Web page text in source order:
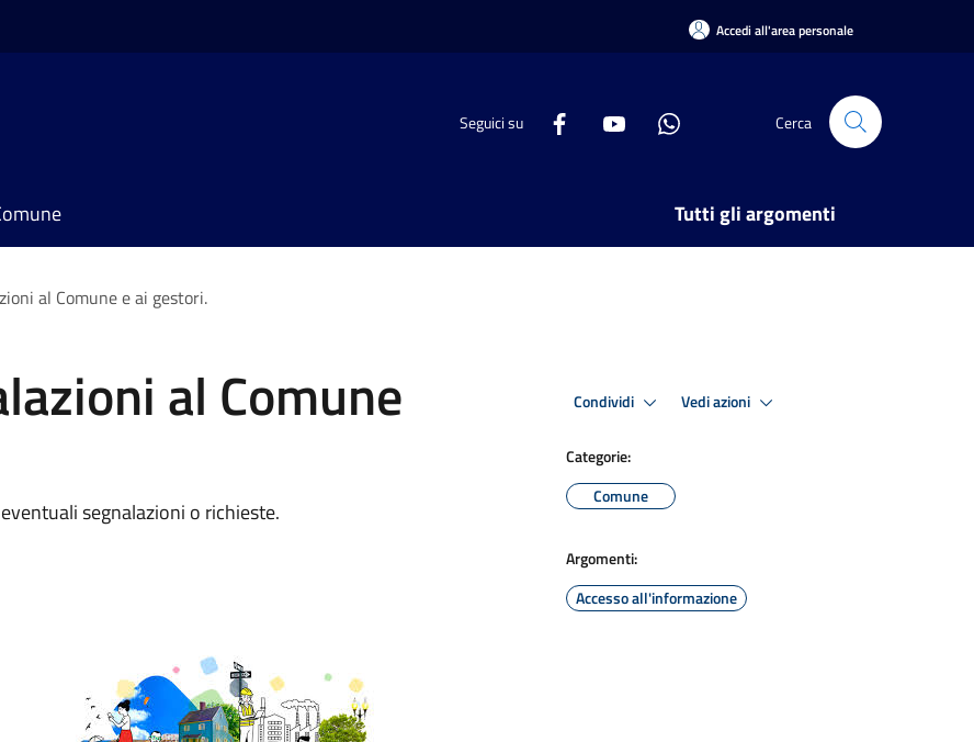
Accedi all'area personale
Seguici su Cerca
Tutti gli argomenti
al Comune e ai gestori.
al Comune
segnalazioni o richieste.
Condividi Vedi azioni
Categorie:
Comune
Argomenti:
Accesso all'informazione